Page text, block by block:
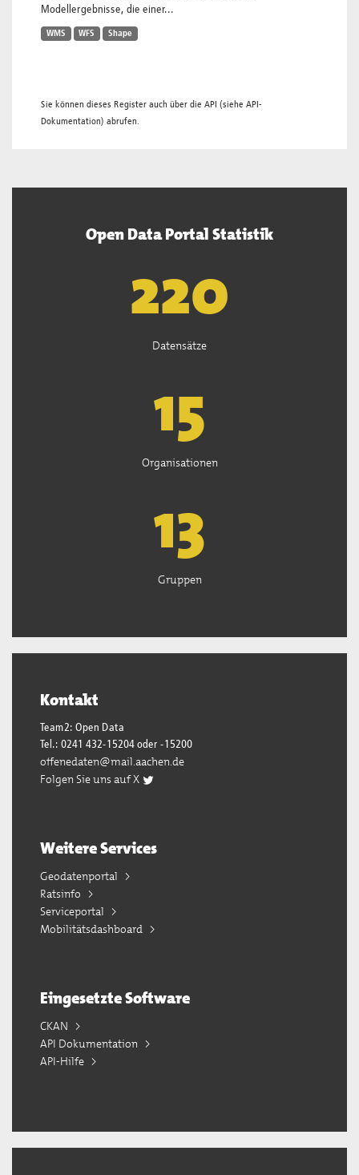
Modellergebnisse, die einer...
WMS WFS Shape
Sie können dieses Register auch über die API (siehe API-
Dokumentation) abrufen.
Open Data Portal Statistik
222
Datensätze
15
Organisationen
13
Gruppen
Kontakt
Team2: Open Data
Tel.: 0241 432-15204 oder -15200
offenedaten@mail.aachen.de
Folgen Sie uns auf X
Weitere Services
Geodatenportal
Ratsinfo
Serviceportal
Mobilitätsdashboard
Eingesetzte Software
CKAN
API Dokumentation
API-Hilfe